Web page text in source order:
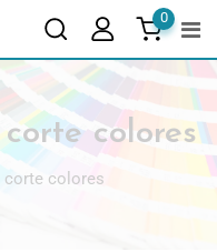
0
colores
corte colores